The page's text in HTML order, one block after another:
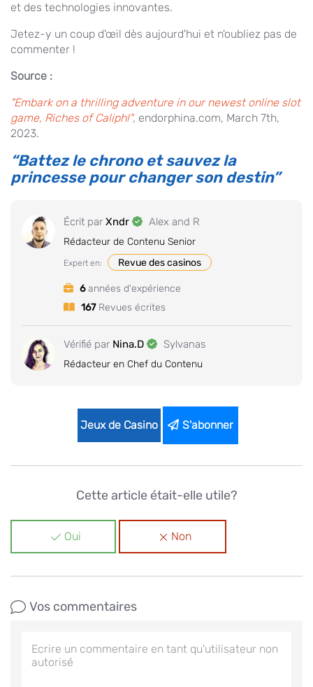
et des technologies innovantes.
Jetez-y un coup d'œil dès aujourd'hui et n'oubliez pas de
commenter !
Source :
"Embark on a thrilling adventure in our newest online slot
game, Riches of Caliph!", endorphina.com, March 7th,
2023.
“Battez le chrono et sauvez la
princesse pour changer son destin”
Écrit par Xndr Alex and R
Rédacteur de Contenu Senior
Expert en: Revue des casinos
6années d'expérience
167Revues écrites
Vérifié par Nina.D Sylvanas
Rédacteur en Chef du Contenu
Jeux de Casino S'abonner
Cette article était-elle utile?
Oui Non
Vos commentaires